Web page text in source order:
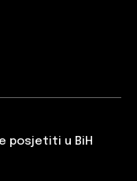
posjetiti u BiH